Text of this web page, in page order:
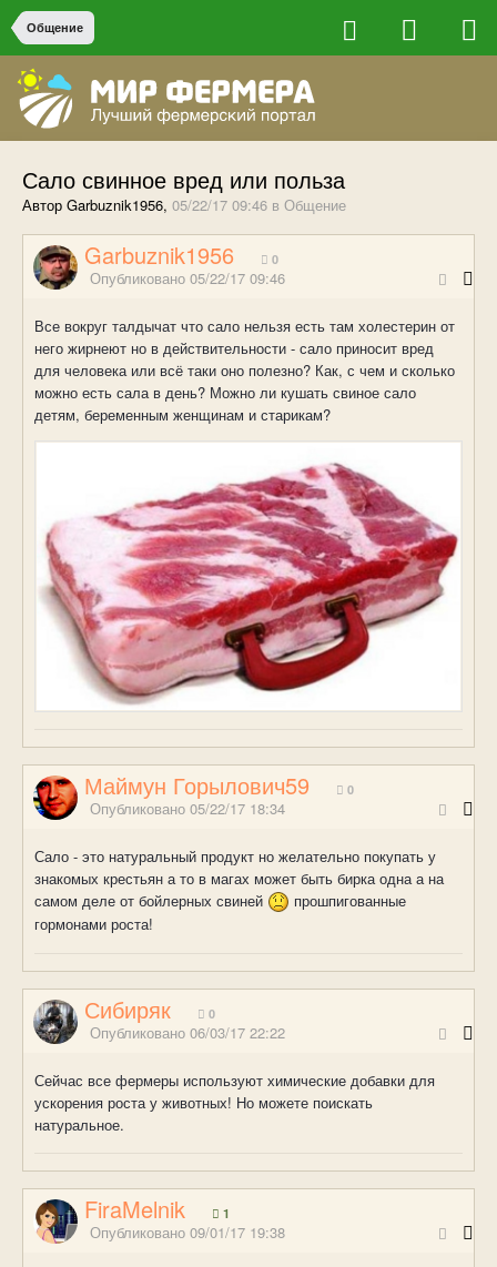
Общение
Сало свинное вред или польза
Автор Garbuznik1956, 05/22/17 09:46 в Общение
Garbuznik1956 0
Опубликовано 05/22/17 09:46
Все вокруг талдычат что сало нельзя есть там холестерин от
него жирнеют но в действительности - сало приносит вред
для человека или всё таки оно полезно? Как, с чем и сколько
можно есть сала в день? Можно ли кушать свиное сало
детям, беременным женщинам и старикам?
Маймун Горылович59 0
Опубликовано 05/22/17 18:34
Сало - это натуральный продукт но желательно покупать у
знакомых крестьян а то в магах может быть бирка одна а на
самом деле от бойлерных свиней
прошпигованные
гормонами роста!
Сибиряк 0
Опубликовано 06/03/17 22:22
Сейчас все фермеры используют химические добавки для
ускорения роста у животных! Но можете поискать
натуральное.
FiraMelnik 1
Опубликовано 09/01/17 19:38